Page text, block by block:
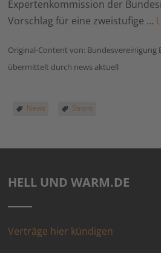
Expertenkommission der
Vorschlag für eine zweistufige …
Original-Content von: Bundesvereinigung
übermittelt durch news aktuell
News Strom
HELL UND WARM.DE
Verträge hier kündigen